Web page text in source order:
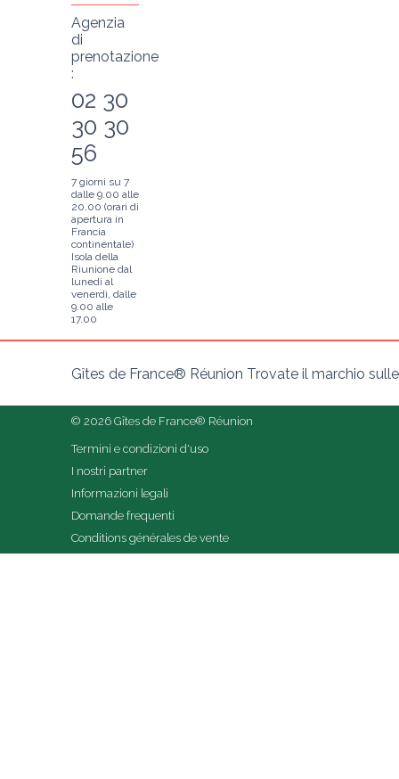
Agenzia
di
prenotazione
:
02 30
30 30
56
7 giorni su 7
dalle 9.00 alle
20.00 (orari di
apertura in
Francia
continentale)
Isola della
Riunione dal
lunedì al
venerdì, dalle
9.00 alle
17.00
Gîtes de France® Réunion Trovate il marchio
© 2026 Gîtes de France® Réunion
Termini e condizioni d'uso
I nostri partner
Informazioni legali
Domande frequenti
Conditions générales de vente